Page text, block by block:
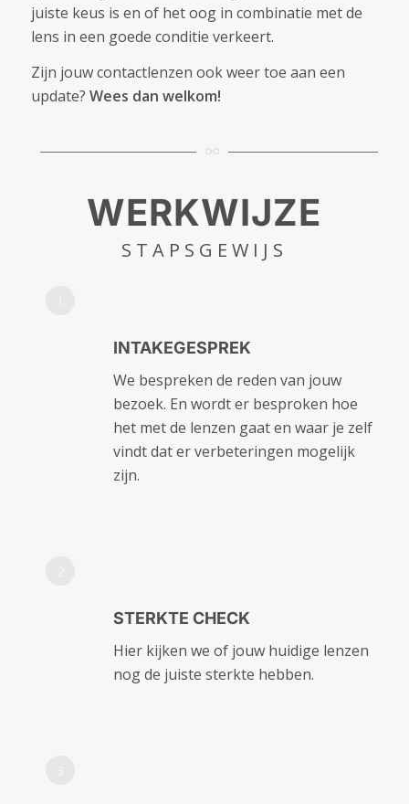
juiste keus is en of het oog in combinatie met de
lens in een goede conditie verkeert.
Zijn jouw contactlenzen ook weer toe aan een
update? Wees dan welkom!
WERKWIJZE
STAPSGEWIJS
INTAKEGESPREK
We bespreken de reden van jouw
bezoek. En wordt er besproken hoe
het met de lenzen gaat en waar je zelf
vindt dat er verbeteringen mogelijk
zijn.
STERKTE CHECK
Hier kijken we of jouw huidige lenzen
nog de juiste sterkte hebben.